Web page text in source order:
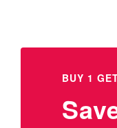
BUY 1